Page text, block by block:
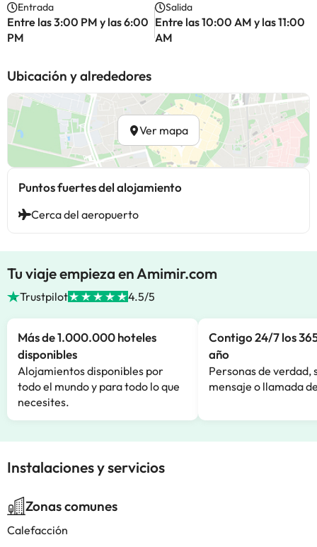
Entrada
Entre las 3:00 PM y las 6:00
PM
Salida
Entre las 10:00 AM y las 11:00
AM
Ubicación y alrededores
Ver mapa
Puntos fuertes del alojamiento
Cerca del aeropuerto
Tu viaje empieza en Amimir.com
Trustpilot 4.5/5
Más de 1.000.000 hoteles
disponibles
Alojamientos disponibles por
todo el mundo y para todo lo que
necesites.
Contigo 24/7 los
año
Personas de verdad,
mensaje o llamada
Instalaciones y servicios
Zonas comunes
Calefacción